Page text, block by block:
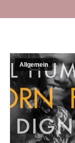
Allgemein